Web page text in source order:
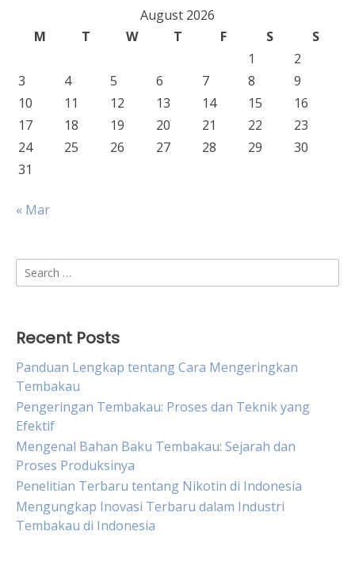
August 2026
M
T W T F S
S
1
2
3
4 5 6 7 8
9
10
11 12 13 14 15
16
17
18 19 20 21 22
23
24
25 26 27 28 29
30
31
« Mar
Search
for:
Recent Posts
Panduan Lengkap tentang Cara Mengeringkan
Tembakau
Pengeringan Tembakau: Proses dan Teknik yang
Efektif
Mengenal Bahan Baku Tembakau: Sejarah dan
Proses Produksinya
Penelitian Terbaru tentang Nikotin di Indonesia
Mengungkap Inovasi Terbaru dalam Industri
Tembakau di Indonesia